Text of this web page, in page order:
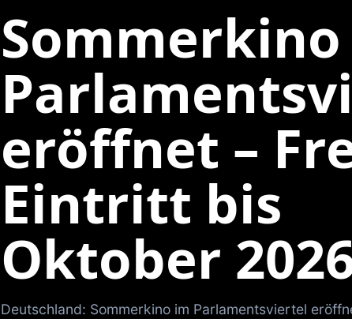
eröffnet –
Eintritt bis
Oktober
Deutschland: Sommerkino im Parlamentsviertel